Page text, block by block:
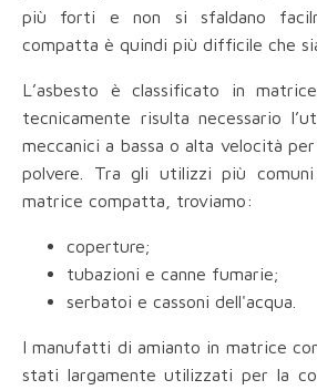
più forti e non si sfaldano
compatta è quindi più difficile che
L’asbesto è classificato in
tecnicamente risulta necessario
meccanici a bassa o alta velocità
polvere. Tra gli utilizzi più
matrice compatta, troviamo:
coperture;
tubazioni e canne fumarie;
serbatoi e cassoni dell'acqua.
I manufatti di amianto in matrice
stati largamente utilizzati per la